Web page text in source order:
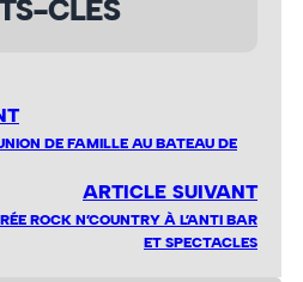
CLÉS
DE FAMILLE AU BATEAU DE
ARTICLE SUIVANT
ROCK N’COUNTRY À L’ANTI BAR
ET SPECTACLES